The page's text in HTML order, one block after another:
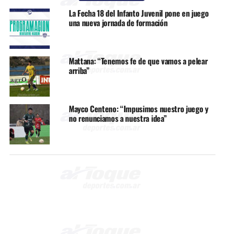
La Fecha 18 del Infanto Juvenil pone en juego
una nueva jornada de formación
Mattana: “Tenemos fe de que vamos a pelear
arriba”
Mayco Centeno: “Impusimos nuestro juego y
no renunciamos a nuestra idea”